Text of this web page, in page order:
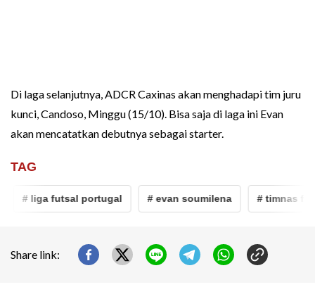
Di laga selanjutnya, ADCR Caxinas akan menghadapi tim juru
kunci, Candoso, Minggu (15/10). Bisa saja di laga ini Evan
akan mencatatkan debutnya sebagai starter.
TAG
# liga futsal portugal # evan soumilena # timnas
Share link: